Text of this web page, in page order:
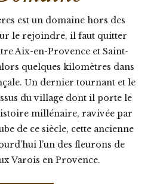
est un domaine hors des
le rejoindre, il faut quitter
Aix-en-Provence et Saint-
quelques kilomètres dans
Un dernier tournant et le
du village dont il porte le
millénaire, ravivée par
de ce siècle, cette ancienne
l’un des fleurons de
Varois en Provence.